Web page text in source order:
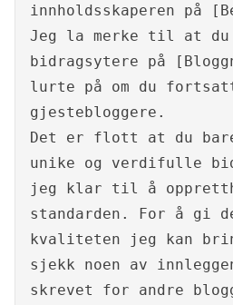
innholdsskaperen på
Jeg la merke til at
bidragsytere på
lurte på om du
gjestebloggere.
Det er flott at du bare
unike og verdifulle
jeg klar til å
standarden. For å gi
kvaliteten jeg kan
sjekk noen av
skrevet for andre